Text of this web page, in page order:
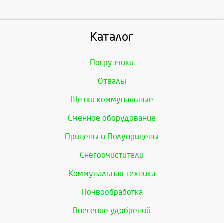
Каталог
Погрузчики
Отвалы
Щетки коммунальные
Сменное оборудование
Прицепы и Полуприцепы
Снегоочистители
Коммунальная техника
Почвообработка
Внесение удобрений